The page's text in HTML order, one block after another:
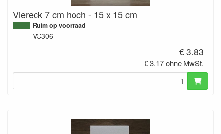
Viereck 7 cm hoch - 15 x 15 cm
Ruim op voorraad
VC306
€ 3.83
€ 3.17 ohne MwSt.